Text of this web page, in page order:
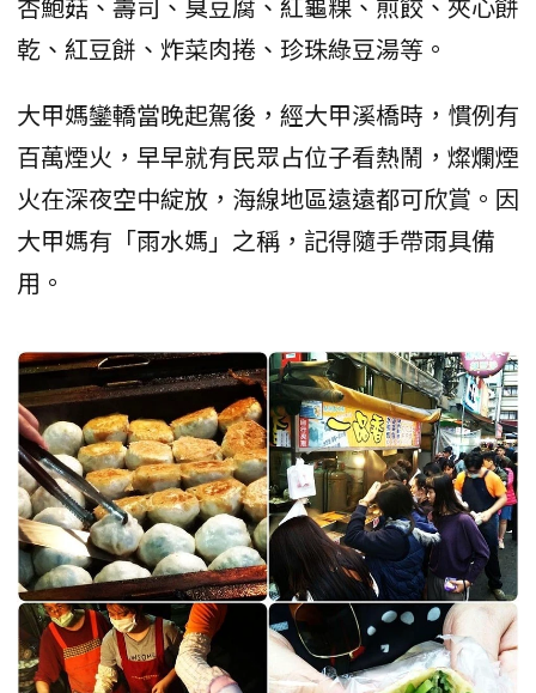
乾、紅豆餅、炸菜肉捲、珍珠綠豆湯等。
大甲媽鑾轎當晚起駕後，經大甲溪橋時，慣例有
百萬煙火，早早就有民眾占位子看熱鬧，燦爛煙
火在深夜空中綻放，海線地區遠遠都可欣賞。因
大甲媽有「雨水媽」之稱，記得隨手帶雨具備
用。